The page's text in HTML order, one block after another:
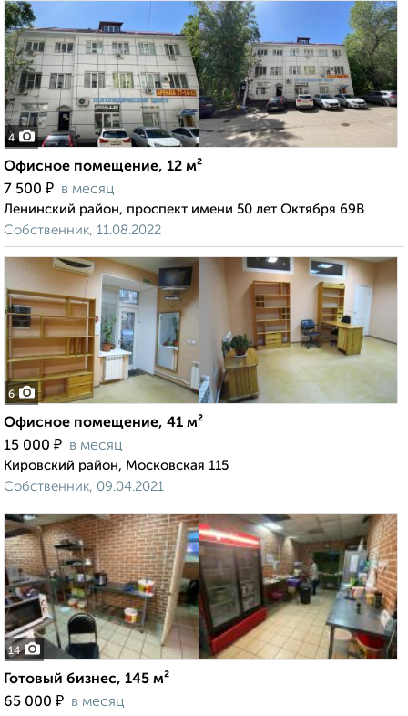
4
Офисное помещение, 12 м²
7 500 ₽ в месяц
Ленинский район, проспект имени 50 лет Октября 69В
Собственник, 11.08.2022
6
Офисное помещение, 41 м²
15 000 ₽ в месяц
Кировский район, Московская 115
Собственник, 09.04.2021
14
Готовый бизнес, 145 м²
65 000 ₽ в месяц